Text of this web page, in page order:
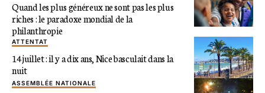
Quand les plus généreux ne sont pas les plus
riches : le paradoxe mondial de la
philanthropie
ATTENTAT
14 juillet : il y a dix ans, Nice basculait dans la
nuit
ASSEMBLÉE NATIONALE